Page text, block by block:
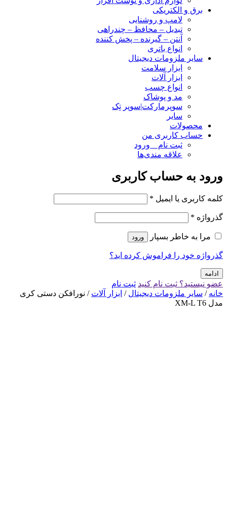
برق و الکتریکی
لامپ و روشنایی
تبدیل – محافظ – چندراهی
آنتن – گیرنده – پخش کننده
انواع باتری
سایر ملزومات دیجیتال
ابزار سلامت
ابزار آلات
انواع چسب
مد و پوشاک
سوپرمارکت|سوپر تِک
سایر
محصولات
حساب کاربری من
ثبت نام _ ورود
علاقه مندی‌ها
ورود به حساب کاربری
کلمه کاربری یا ایمیل *
گذرواژه *
مرا به خاطر بسپار ورود
گذرواژه خود را فراموش کرده اید؟
ادامه
عضو نیستید؟ ثبت نام کنید ثبت نام
خانه / سایر ملزومات دیجیتال / ابزار آلات / نورافکن دستی کری
مدل XM-L T6